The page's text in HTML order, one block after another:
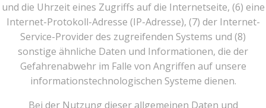
und die Uhrzeit eines Zugriffs auf die Internetseite, (6) eine
Internet-Protokoll-Adresse (IP-Adresse), (7) der Internet-
Service-Provider des zugreifenden Systems und (8)
sonstige ähnliche Daten und Informationen, die der
Gefahrenabwehr im Falle von Angriffen auf unsere
informationstechnologischen Systeme dienen.
Bei der Nutzung dieser allgemeinen Daten und